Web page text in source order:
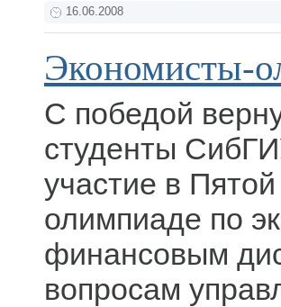
16.06.2008
Экономисты-
С победой
студенты
участие в
олимпиаде по
финансовым
вопросам